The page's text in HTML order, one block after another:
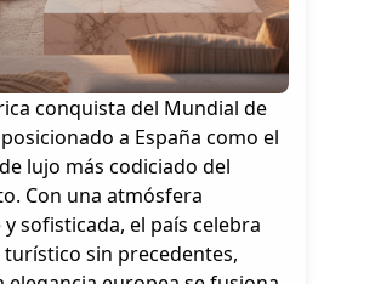
conquista del Mundial de
a España como el
lujo más codiciado del
Con una atmósfera
sofisticada, el país celebra
turístico sin precedentes,